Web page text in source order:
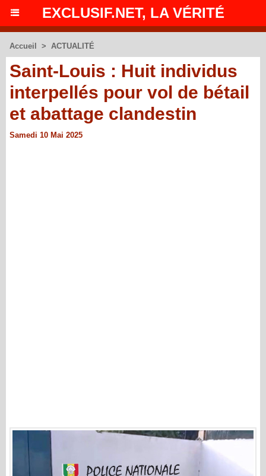
EXCLUSIF.NET, LA VÉRITÉ
Accueil > ACTUALITÉ
Saint-Louis : Huit individus
interpellés pour vol de bétail
et abattage clandestin
Samedi 10 Mai 2025